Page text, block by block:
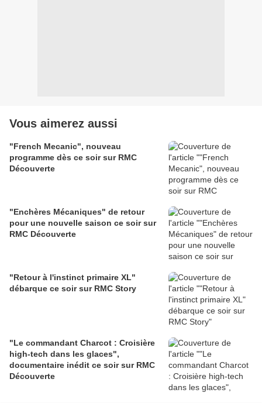
Vous aimerez aussi
"French Mecanic", nouveau
programme dès ce soir sur RMC
Découverte
"Enchères Mécaniques" de retour
pour une nouvelle saison ce soir sur
RMC Découverte
"Retour à l'instinct primaire XL"
débarque ce soir sur RMC Story
"Le commandant Charcot : Croisière
high-tech dans les glaces",
documentaire inédit ce soir sur RMC
Découverte